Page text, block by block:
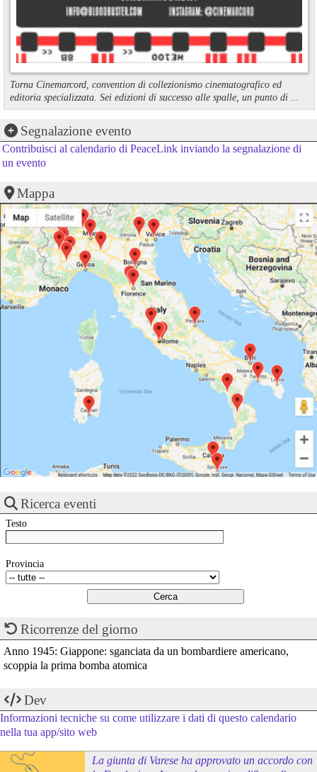
Torna Cinemarcord, convention di collezionismo cinematografico ed
editoria specializzata. Sei edizioni di successo alle spalle, un punto di ...
Segnalazione evento
Contribuisci al calendario di PeaceLink inviando la segnalazione di
un evento
Mappa
Ricerca eventi
Testo
Provincia
Ricorrenze del giorno
Anno 1945: Giappone: sganciata da un bombardiere americano,
scoppia la prima bomba atomica
Dev
Informazioni tecniche su come utilizzare i dati di questo calendario
nella tua app/sito web
La giunta di Varese ha approvato un accordo con